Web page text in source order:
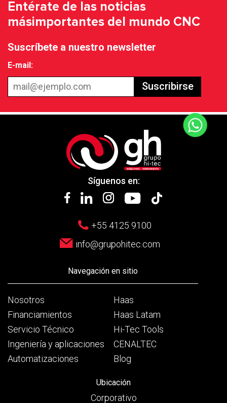
Entérate de las noticias
másimportantes del mundo CNC
Suscríbete a nuestro newsletter
E-mail:
Suscribirse
Síguenos en:
+55 4125 9100
info@grupohitec.com
Navegación en sitio
Nosotros
Financiamientos
Servicio Técnico
Ingeniería y aplicaciones
Automatizaciones
Haas
Haas Latam
Hi-Tec Tools
CENALTEC
Blog
Ubicación
Corporativo